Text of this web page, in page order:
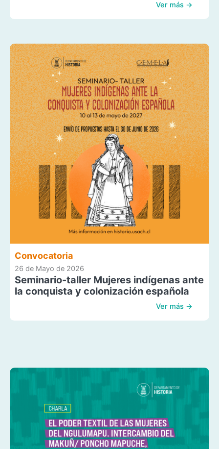
Ver más →
Convocatoria
26 de Mayo de 2026
Seminario-taller Mujeres indígenas ante
la conquista y colonización española
Ver más →